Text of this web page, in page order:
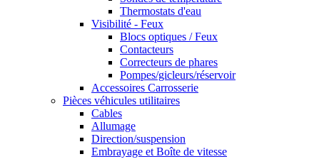
Thermostats d'eau
Visibilité - Feux
Blocs optiques / Feux
Contacteurs
Correcteurs de phares
Pompes/gicleurs/réservoir
Accessoires Carrosserie
Pièces véhicules utilitaires
Cables
Allumage
Direction/suspension
Embrayage et Boîte de vitesse